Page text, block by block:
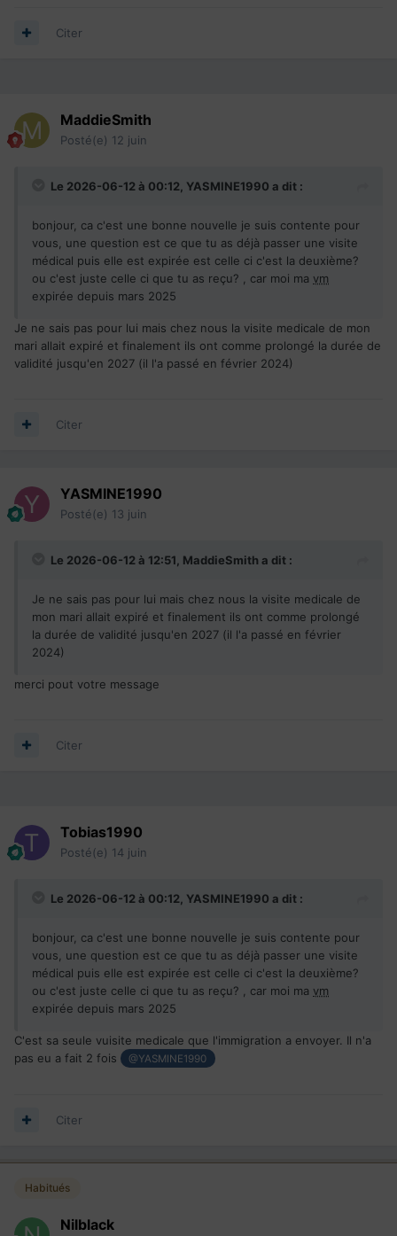
Citer
MaddieSmith
Posté(e) 12 juin
Le 2026-06-12 à 00:12, YASMINE1990 a dit :
bonjour, ca c'est une bonne nouvelle je suis contente pour
vous, une question est ce que tu as déjà passer une visite
médical puis elle est expirée est celle ci c'est la deuxième?
ou c'est juste celle ci que tu as reçu? , car moi ma vm
expirée depuis mars 2025
Je ne sais pas pour lui mais chez nous la visite medicale de mon
mari allait expiré et finalement ils ont comme prolongé la durée de
validité jusqu'en 2027 (il l'a passé en février 2024)
Citer
YASMINE1990
Posté(e) 13 juin
Le 2026-06-12 à 12:51, MaddieSmith a dit :
Je ne sais pas pour lui mais chez nous la visite medicale de
mon mari allait expiré et finalement ils ont comme prolongé
la durée de validité jusqu'en 2027 (il l'a passé en février
2024)
merci pout votre message
Citer
Tobias1990
Posté(e) 14 juin
Le 2026-06-12 à 00:12, YASMINE1990 a dit :
bonjour, ca c'est une bonne nouvelle je suis contente pour
vous, une question est ce que tu as déjà passer une visite
médical puis elle est expirée est celle ci c'est la deuxième?
ou c'est juste celle ci que tu as reçu? , car moi ma vm
expirée depuis mars 2025
C'est sa seule vuisite medicale que l'immigration a envoyer. Il n'a
pas eu a fait 2 fois
@YASMINE1990
Citer
Habitués
Nilblack